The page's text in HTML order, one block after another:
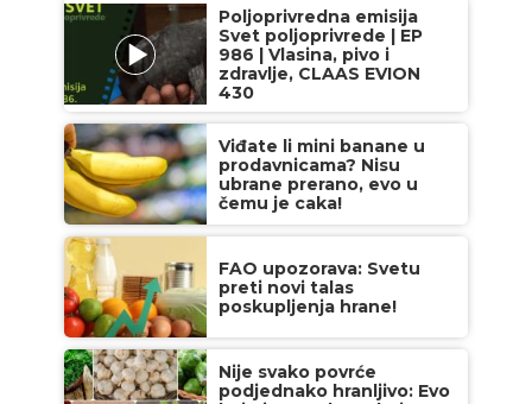
Poljoprivredna emisija
Svet poljoprivrede | EP
986 | Vlasina, pivo i
zdravlje, CLAAS EVION
430
Viđate li mini banane u
prodavnicama? Nisu
ubrane prerano, evo u
čemu je caka!
FAO upozorava: Svetu
preti novi talas
poskupljenja hrane!
Nije svako povrće
podjednako hranljivo: Evo